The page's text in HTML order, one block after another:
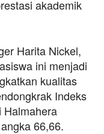
akademik
Harita Nickel,
ini menjadi
kualitas
Indeks
Halmahera
66,66.